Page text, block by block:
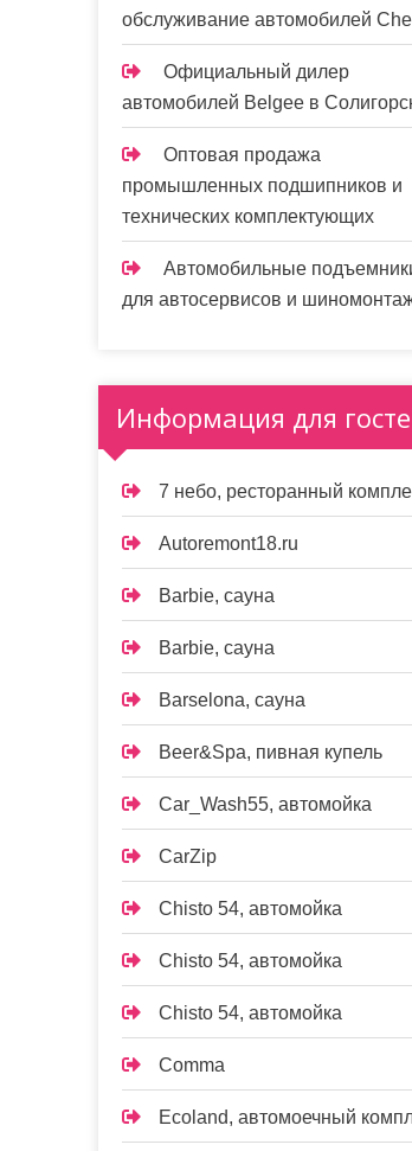
обслуживание автомобилей
Официальный дилер
автомобилей Belgee в
Оптовая продажа
промышленных подшипников и
технических комплектующих
Автомобильные
для автосервисов и
Информация для
7 небо, ресторанный
Autoremont18.ru
Barbie, сауна
Barbie, сауна
Barselona, сауна
Beer&Spa, пивная купель
Car_Wash55, автомойка
CarZip
Chisto 54, автомойка
Chisto 54, автомойка
Chisto 54, автомойка
Comma
Ecoland, автомоечный